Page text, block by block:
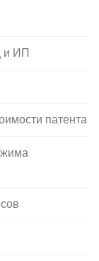
и ИП
патента